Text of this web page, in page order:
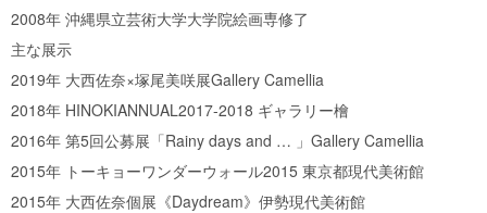
2008年 沖縄県立芸術大学大学院絵画専修了
主な展示
2019年 大西佐奈×塚尾美咲展Gallery Camellia
2018年 HINOKIANNUAL2017-2018 ギャラリー檜
2016年 第5回公募展「Rainy days and … 」Gallery Camellia
2015年 トーキョーワンダーウォール2015 東京都現代美術館
2015年 大西佐奈個展《Daydream》伊勢現代美術館